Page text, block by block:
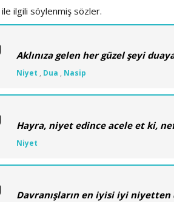
ile ilgili söylenmiş sözler.
Aklınıza gelen her güzel şeyi
Niyet , Dua , Nasip
Hayra, niyet edince acele et ki,
Niyet
Davranışların en iyisi iyi niyetten